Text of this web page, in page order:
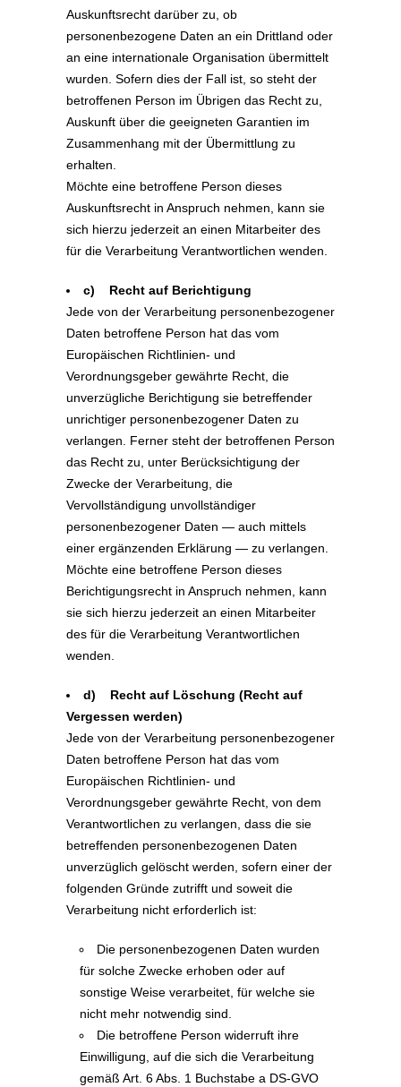
Auskunftsrecht darüber zu, ob
personenbezogene Daten an ein Drittland oder
an eine internationale Organisation übermittelt
wurden. Sofern dies der Fall ist, so steht der
betroffenen Person im Übrigen das Recht zu,
Auskunft über die geeigneten Garantien im
Zusammenhang mit der Übermittlung zu
erhalten.
Möchte eine betroffene Person dieses
Auskunftsrecht in Anspruch nehmen, kann sie
sich hierzu jederzeit an einen Mitarbeiter des
für die Verarbeitung Verantwortlichen wenden.
c) Recht auf Berichtigung
Jede von der Verarbeitung personenbezogener
Daten betroffene Person hat das vom
Europäischen Richtlinien- und
Verordnungsgeber gewährte Recht, die
unverzügliche Berichtigung sie betreffender
unrichtiger personenbezogener Daten zu
verlangen. Ferner steht der betroffenen Person
das Recht zu, unter Berücksichtigung der
Zwecke der Verarbeitung, die
Vervollständigung unvollständiger
personenbezogener Daten — auch mittels
einer ergänzenden Erklärung — zu verlangen.
Möchte eine betroffene Person dieses
Berichtigungsrecht in Anspruch nehmen, kann
sie sich hierzu jederzeit an einen Mitarbeiter
des für die Verarbeitung Verantwortlichen
wenden.
d) Recht auf Löschung (Recht auf
Vergessen werden)
Jede von der Verarbeitung personenbezogener
Daten betroffene Person hat das vom
Europäischen Richtlinien- und
Verordnungsgeber gewährte Recht, von dem
Verantwortlichen zu verlangen, dass die sie
betreffenden personenbezogenen Daten
unverzüglich gelöscht werden, sofern einer der
folgenden Gründe zutrifft und soweit die
Verarbeitung nicht erforderlich ist:
Die personenbezogenen Daten wurden
für solche Zwecke erhoben oder auf
sonstige Weise verarbeitet, für welche sie
nicht mehr notwendig sind.
Die betroffene Person widerruft ihre
Einwilligung, auf die sich die Verarbeitung
gemäß Art. 6 Abs. 1 Buchstabe a DS-GVO